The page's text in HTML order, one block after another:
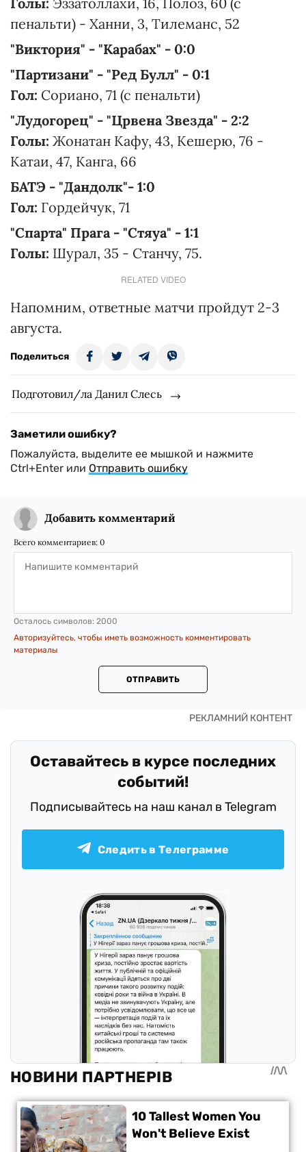
пенальти) - Ханни, 3, Тилеманс, 52
"Виктория" - "Карабах" - 0:0
"Партизани" - "Ред Булл" - 0:1
Гол: Сориано, 71 (с пенальти)
"Лудогорец" - "Црвена Звезда" - 2:2
Голы: Жонатан Кафу, 43, Кешерю, 76 -
Катаи, 47, Канга, 66
БАТЭ - "Дандолк"- 1:0
Гол: Гордейчук, 71
"Спарта" Прага - "Стяуа" - 1:1
Голы: Шурал, 35 - Станчу, 75.
RELATED VIDEO
Напомним, ответные матчи пройдут 2-3
августа.
Поделиться
Подготовил/ла Данил Слесь
Заметили ошибку?
Пожалуйста, выделите ее мышкой и нажмите
Ctrl+Enter или Отправить ошибку
Добавить комментарий
Всего комментариев: 0
Осталось символов: 2000
Авторизуйтесь, чтобы иметь возможность комментировать
материалы
ОТПРАВИТЬ
Оставайтесь в курсе последних
событий!
Подписывайтесь на наш канал в Telegram
Следить в Телеграмме